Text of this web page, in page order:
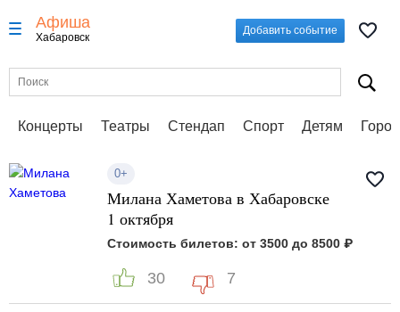
Афиша
Хабаровск
Добавить событие
Концерты Театры Стендап Спорт Детям
0+
Милана Хаметова в Хабаровске
1 октября
Стоимость билетов: от 3500 до 8500 ₽
30 7